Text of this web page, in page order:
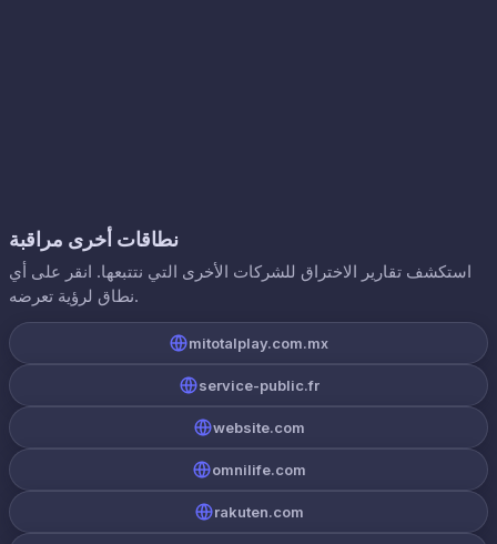
نطاقات أخرى مراقبة
استكشف تقارير الاختراق للشركات الأخرى التي نتتبعها. انقر على أي
نطاق لرؤية تعرضه.
mitotalplay.com.mx
service-public.fr
website.com
omnilife.com
rakuten.com